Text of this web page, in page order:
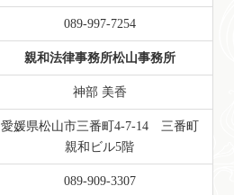
089-997-7254
親和法律事務所松山事務所
神部 美香
愛媛県松山市三番町4-7-14 三番町
親和ビル5階
089-909-3307